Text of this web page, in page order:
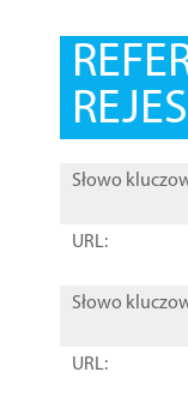
Słowo
URL:
Słowo
URL: